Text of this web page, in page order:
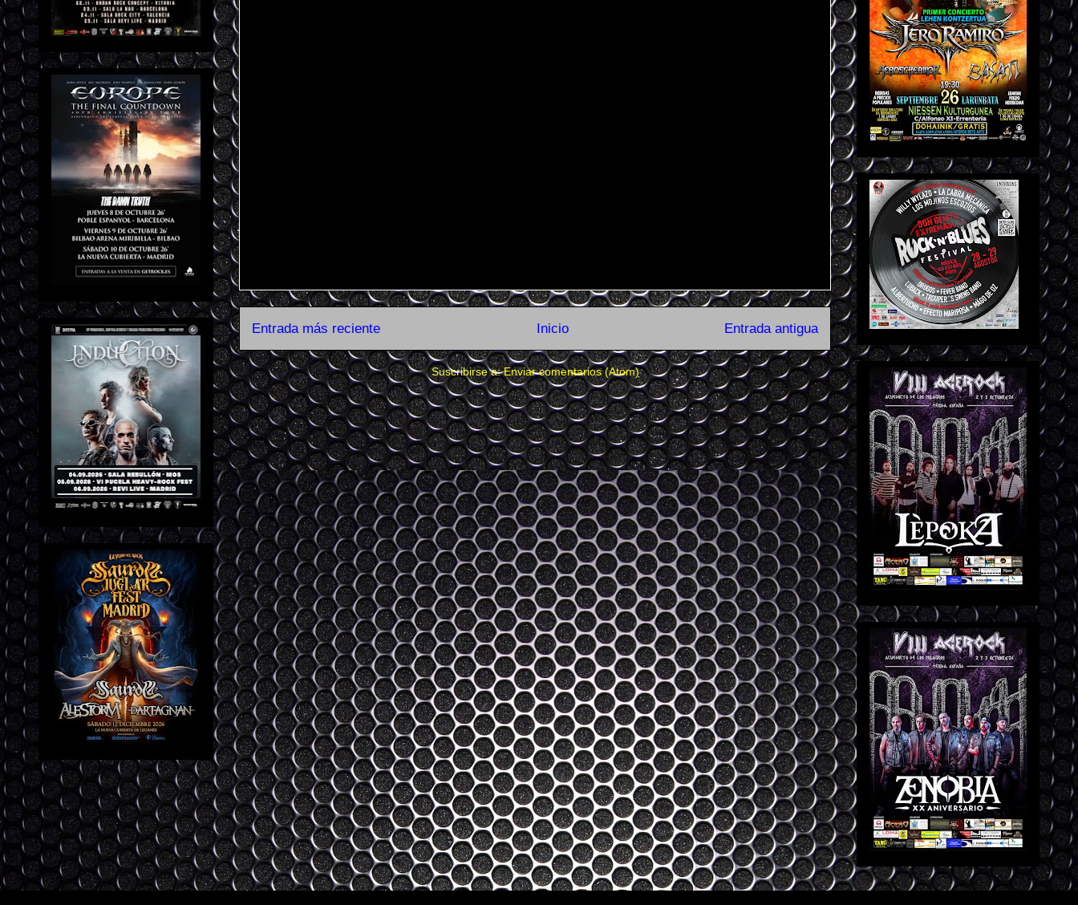
Entrada más reciente Entrada antigua
Inicio
Suscribirse a:Enviar comentarios (Atom)